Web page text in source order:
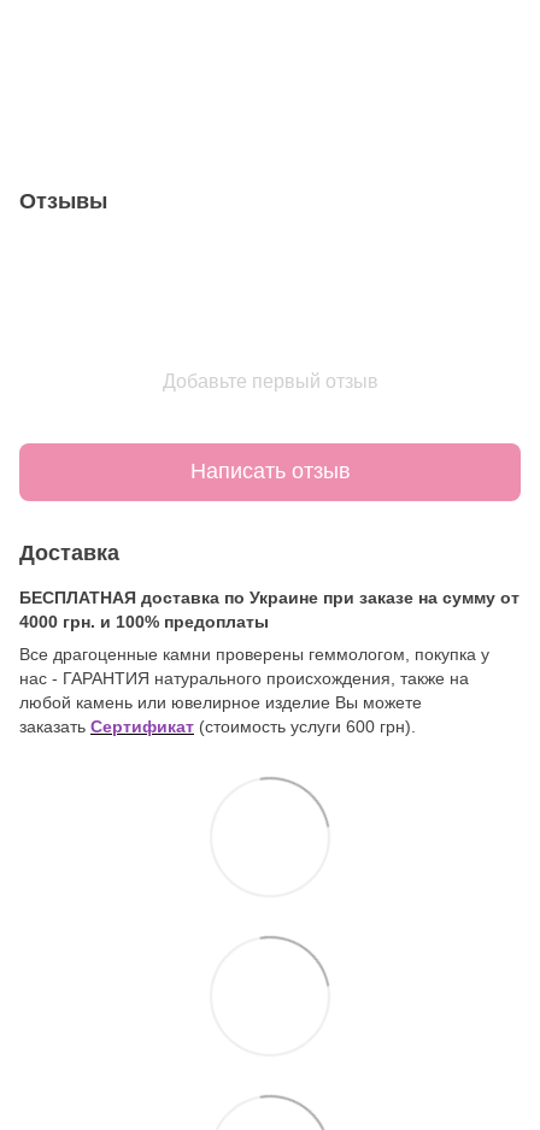
Отзывы
Добавьте первый отзыв
Написать отзыв
Доставка
БЕСПЛАТНАЯ доставка по Украине при заказе на сумму от
4000 грн. и 100% предоплаты
Все драгоценные камни проверены геммологом, покупка у
нас - ГАРАНТИЯ натурального происхождения, также на
любой камень или ювелирное изделие Вы можете
заказать Сертификат (стоимость услуги 600 грн).